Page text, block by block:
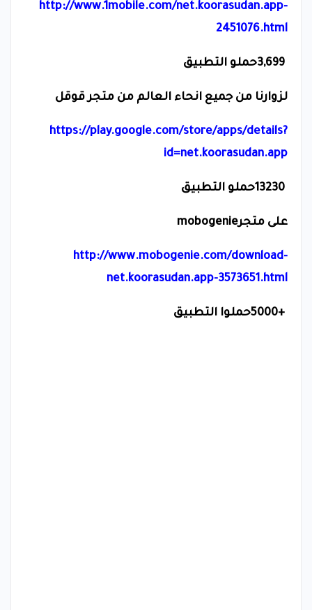
http://www.1mobile.com/net.koorasudan.app-
2451076.html
3,699حملو التطبيق
لزوارنا من جميع انحاء العالم من متجر قوقل
https://play.google.com/store/apps/details?
id=net.koorasudan.app
13230حملو التطبيق
على متجرmobogenie
http://www.mobogenie.com/download-
net.koorasudan.app-3573651.html
5000+حملوا التطبيق